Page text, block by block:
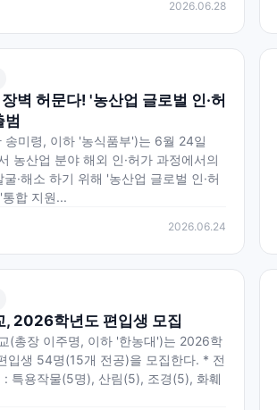
2026.06.28
벽 허문다! '농산업 글로벌 인·허
범
송미령, 이하 '농식품부')는 6월 24일
농산업 분야 해외 인·허가 과정에서의
·해소 하기 위해 '농산업 글로벌 인·허
합 지원...
2026.06.24
, 2026학년도 편입생 모집
(총장 이주명, 이하 '한농대')는 2026학
입생 54명(15개 전공)을 모집한다. * 전
특용작물(5명), 산림(5), 조경(5), 화훼